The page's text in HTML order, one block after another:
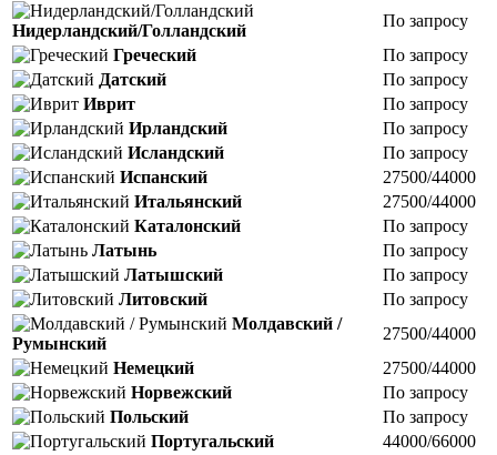
Нидерландский/Голландский
По запросу
Греческий
По запросу
Датский
По запросу
Иврит
По запросу
Ирландский
По запросу
Исландский
По запросу
Испанский
27500/44000
Итальянский
27500/44000
Каталонский
По запросу
Латынь
По запросу
Латышский
По запросу
Литовский
По запросу
Молдавский /
Румынский
27500/44000
Немецкий
27500/44000
Норвежский
По запросу
Польский
По запросу
Португальский
44000/66000